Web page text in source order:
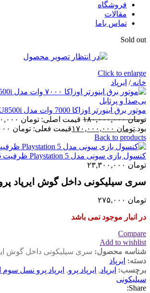
فروشگاه
مقالات
تماس باما
Sold out
Click to enlarge
خانه/ ایرپاد
موتور برق اینورتر اوزاکا 7000 وات مدل OSAKA AU8500i
تومان۱۸۰,۰۰۰,۰۰۰
قیمت اصلی:
بود.تومان
قیمت فعلی: تومان ۱۷۰,۰۰۰,۰۰۰.
Back to products
کنسول بازی سونی مدل Playstation 5 ظرفیت 825 گیگابایت
تومان
سری سیلیکونی داخل گوش ایرپاد
تومان
در انبار موجود نمی باشد
Compare
Add to wishlist
شناسه محصول: سری سیلیکونی داخل گوش
دسته: ایرپاد
برچسب: ایرپاد, ایرپاد پرو, ایرپاد پرو نسل سوم
سیلیکونی
Share: